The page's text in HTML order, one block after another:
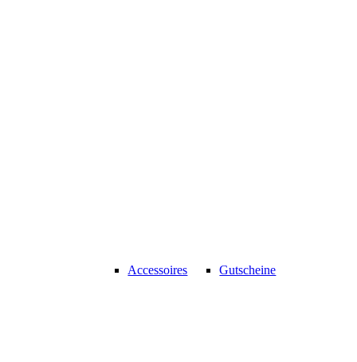
Accessoires Gutscheine